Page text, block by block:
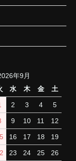
年9月
水 木 金 土
2 3 4 5
9 10 11 12
16 17 18 19
23 24 25 26